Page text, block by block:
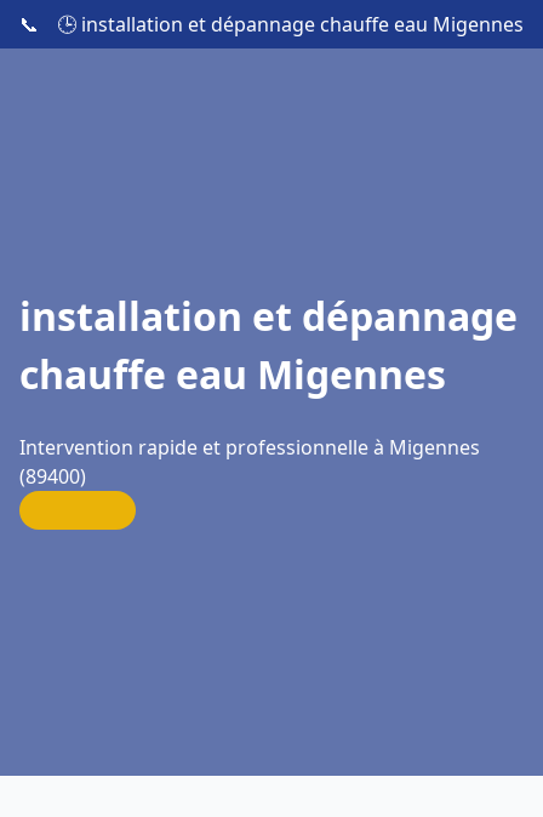
📞 🕒 installation et dépannage chauffe eau Migennes
installation et dépannage
chauffe eau Migennes
Intervention rapide et professionnelle à Migennes
(89400)